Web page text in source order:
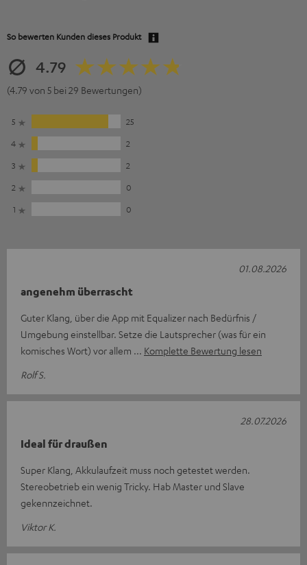
So bewerten Kunden dieses Produkt
4.79
(4.79 von 5 bei 29 Bewertungen)
5
25
4
2
3
2
2
0
1
0
angenehm überrascht
Guter Klang, über die App mit Equalizer nach Bedürfnis /
Umgebung einstellbar. Setze die Lautsprecher (was für ein
komisches Wort) vor allem
Komplette Bewertung lesen
Rolf S.
01.08.2026
Ideal für draußen
Super Klang, Akkulaufzeit muss noch getestet werden.
Stereobetrieb ein wenig Tricky. Hab Master und Slave
gekennzeichnet.
Viktor K.
28.07.2026